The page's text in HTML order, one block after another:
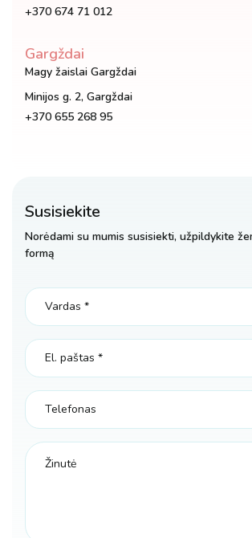
+370 674 71 012
Gargždai
Magy žaislai Gargždai
Minijos g. 2, Gargždai
+370 655 268 95
Susisiekite
Norėdami su mumis susisiekti, užpildykite
formą